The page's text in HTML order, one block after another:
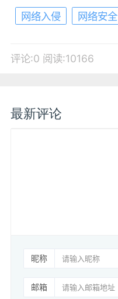
网络入侵 网络安全
评论:0 阅读:10166
最新评论
昵称
邮箱